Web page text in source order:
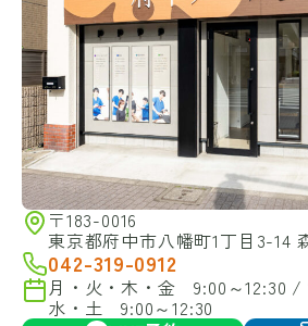
〒183-0016
東京都府中市八幡町1丁目3-14
042-319-0912
月・火・木・金 9:00～12:30 /
水・土 9:00～12:30